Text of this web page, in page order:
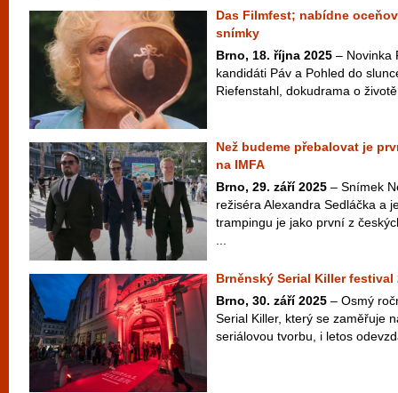
Das Filmfest; nabídne
snímky
Brno, 18. října 2025 – Novinka
kandidáti Páv a Pohled do
Riefenstahl, dokudrama o
Než budeme přebalovat je
na IMFA
Brno, 29. září 2025 – Snímek
režiséra Alexandra Sedláčka a
trampingu je jako první z
Brněnský Serial Killer festival
Brno, 30. září 2025 – Osmý
Serial Killer, který se zaměřuje
seriálovou tvorbu, i letos